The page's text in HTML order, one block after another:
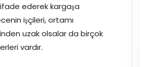
ederek kargaşa
işçileri, ortamı
uzak olsalar da birçok
vardır.